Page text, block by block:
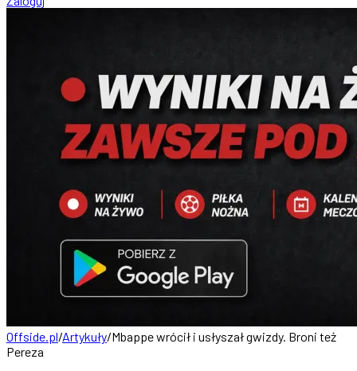
Offside.pl/Artykuły/Mbappe wrócił i usłyszał gwizdy. Broni też
Pereza